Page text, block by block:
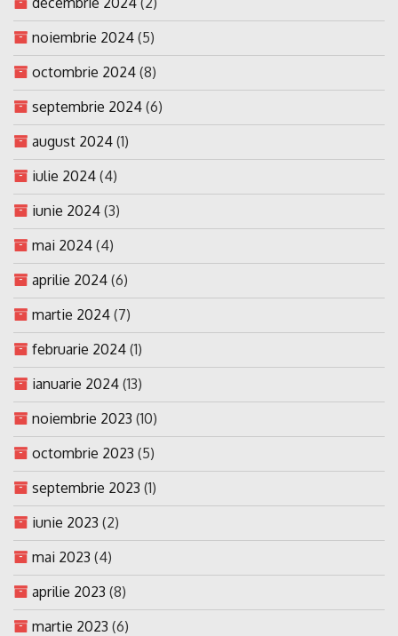
noiembrie 2024 (5)
octombrie 2024 (8)
septembrie 2024 (6)
august 2024 (1)
iulie 2024 (4)
iunie 2024 (3)
mai 2024 (4)
aprilie 2024 (6)
martie 2024 (7)
februarie 2024 (1)
ianuarie 2024 (13)
noiembrie 2023 (10)
octombrie 2023 (5)
septembrie 2023 (1)
iunie 2023 (2)
mai 2023 (4)
aprilie 2023 (8)
martie 2023 (6)